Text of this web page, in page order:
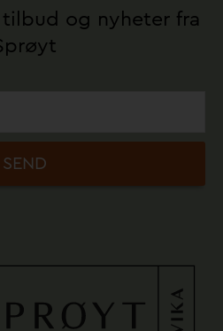
og nyheter fra
SEND